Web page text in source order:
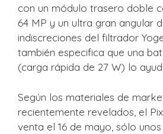
con un módulo trasero doble
64 MP y un ultra gran angular
indiscreciones del filtrador
también especifica que una
(carga rápida de 27 W) lo
Según los materiales de
recientemente revelados, el
venta el 16 de mayo, sólo